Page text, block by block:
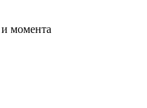
момента